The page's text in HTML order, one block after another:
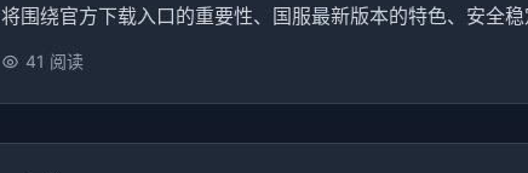
将围绕官方下载入口的重要性、国服最新版本的特色、安全稳
41 阅读